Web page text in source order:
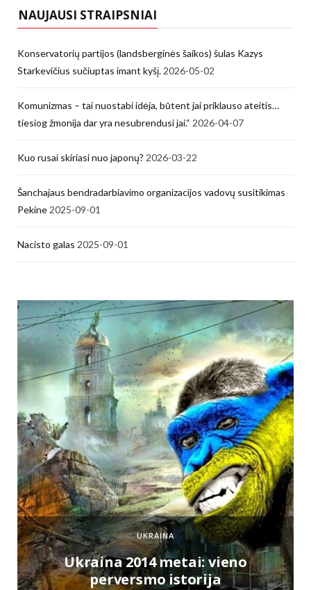
NAUJAUSI STRAIPSNIAI
Konservatorių partijos (landsberginės šaikos) šulas Kazys
Starkevičius sučiuptas imant kyšį. 2026-05-02
Komunizmas – tai nuostabi idėja, būtent jai priklauso ateitis…
tiesiog žmonija dar yra nesubrendusi jai.“ 2026-04-07
Kuo rusai skiriasi nuo japonų? 2026-03-22
Šanchajaus bendradarbiavimo organizacijos vadovų susitikimas
Pekine 2025-09-01
Nacisto galas 2025-09-01
UKRAINA
Ukraina 2014 metai: vieno
perversmo istorija